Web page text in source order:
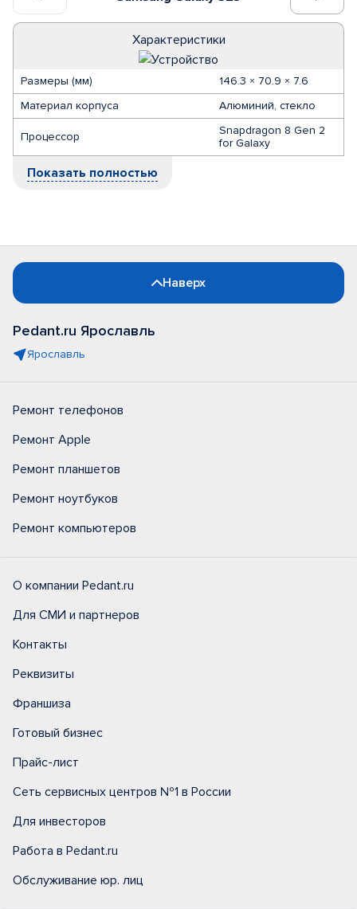
Характеристики
Размеры (мм)
146.3 × 70.9 × 7.6
Материал корпуса
Алюминий, стекло
Процессор
Snapdragon 8 Gen 2
for Galaxy
Показать полностью
Наверх
Pedant.ru Ярославль
Ярославль
Ремонт телефонов
Ремонт Apple
Ремонт планшетов
Ремонт ноутбуков
Ремонт компьютеров
О компании Pedant.ru
Для СМИ и партнеров
Контакты
Реквизиты
Франшиза
Готовый бизнес
Прайс-лист
Сеть сервисных центров №1 в России
Для инвесторов
Работа в Pedant.ru
Обслуживание юр. лиц